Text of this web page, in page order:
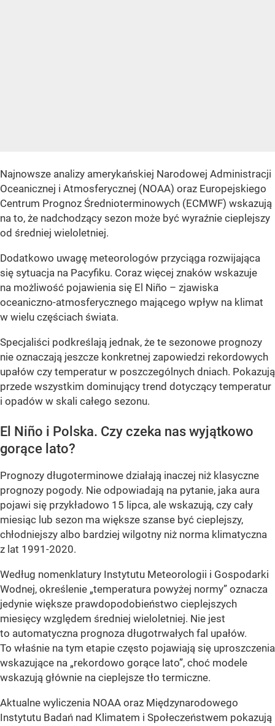
Najnowsze analizy amerykańskiej Narodowej Administracji
Oceanicznej i Atmosferycznej (NOAA) oraz Europejskiego
Centrum Prognoz Średnioterminowych (ECMWF) wskazują
na to, że nadchodzący sezon może być wyraźnie cieplejszy
od średniej wieloletniej.
Dodatkowo uwagę meteorologów przyciąga rozwijająca
się sytuacja na Pacyfiku. Coraz więcej znaków wskazuje
na możliwość pojawienia się El Niño – zjawiska
oceaniczno-atmosferycznego mającego wpływ na klimat
w wielu częściach świata.
Specjaliści podkreślają jednak, że te sezonowe prognozy
nie oznaczają jeszcze konkretnej zapowiedzi rekordowych
upałów czy temperatur w poszczególnych dniach. Pokazują
przede wszystkim dominujący trend dotyczący temperatur
i opadów w skali całego sezonu.
El Niño i Polska. Czy czeka nas wyjątkowo
gorące lato?
Prognozy długoterminowe działają inaczej niż klasyczne
prognozy pogody. Nie odpowiadają na pytanie, jaka aura
pojawi się przykładowo 15 lipca, ale wskazują, czy cały
miesiąc lub sezon ma większe szanse być cieplejszy,
chłodniejszy albo bardziej wilgotny niż norma klimatyczna
z lat 1991-2020.
Według nomenklatury Instytutu Meteorologii i Gospodarki
Wodnej, określenie „temperatura powyżej normy” oznacza
jedynie większe prawdopodobieństwo cieplejszych
miesięcy względem średniej wieloletniej. Nie jest
to automatyczna prognoza długotrwałych fal upałów.
To właśnie na tym etapie często pojawiają się uproszczenia
wskazujące na „rekordowo gorące lato”, choć modele
wskazują głównie na cieplejsze tło termiczne.
Aktualne wyliczenia NOAA oraz Międzynarodowego
Instytutu Badań nad Klimatem i Społeczeństwem pokazują